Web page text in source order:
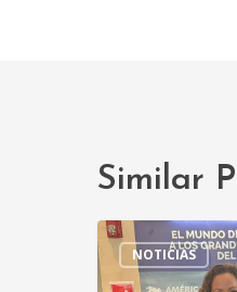
Similar
NOTICIAS
Grupo
Calidra